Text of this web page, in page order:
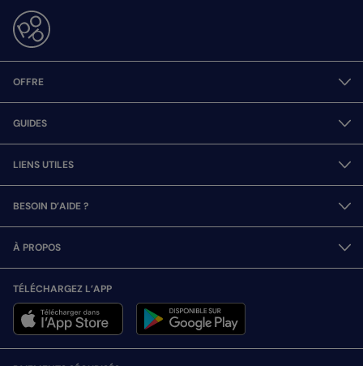
OFFRE
GUIDES
LIENS UTILES
BESOIN D’AIDE ?
À PROPOS
TÉLÉCHARGEZ L’APP